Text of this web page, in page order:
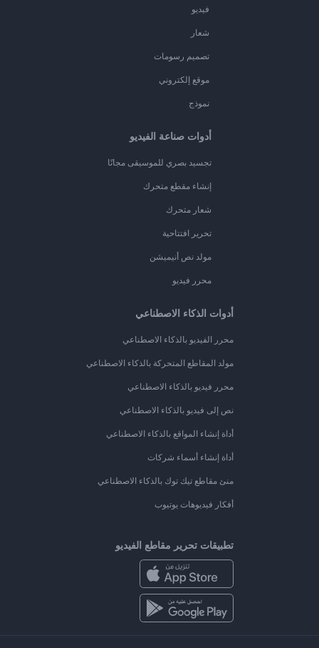
فيديو
شعار
تصميم رسومات
موقع إلكتروني
نموذج
أدوات صناعة الفيديو
تجسيد بصري للموسيقى مجانًا
إنشاء مقطع متحرك
شعار متحرك
تحرير افتتاحية
مولد نص أنيميشن
محرر فيديو
أدوات الذكاء الاصطناعي
محرر الفيديو بالذكاء الاصطناعي
مولد المقاطع المتحركة بالذكاء الاصطناعي
محرر فيديو بالذكاء الاصطناعي
نص إلى فيديو بالذكاء الاصطناعي
أداة إنشاء المواقع بالذكاء الاصطناعي
أداة إنشاء أسماء شركات
منئ مقاطع تيك توك بالذكاء الاصطناعي
أفكار فيديوهات يوتيوب
تطبيقات تحرير مقاطع الفيديو